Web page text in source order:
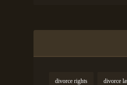
divorce
divorce rights